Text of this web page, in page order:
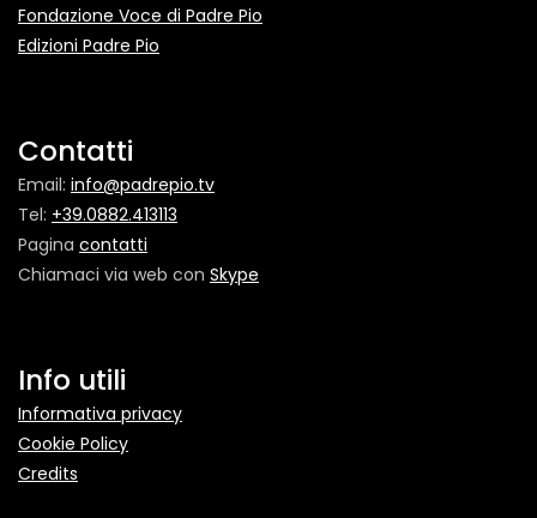
Fondazione Voce di Padre Pio
Edizioni Padre Pio
Contatti
Email: info@padrepio.tv
Tel: +39.0882.413113
Pagina contatti
Chiamaci via web con Skype
Info utili
Informativa privacy
Cookie Policy
Credits